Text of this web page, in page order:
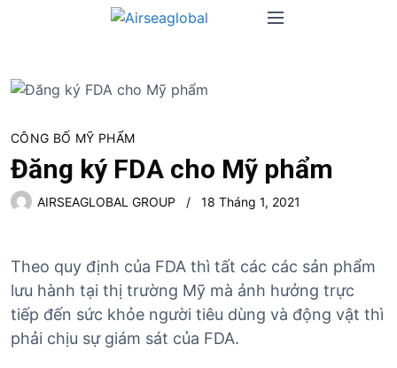
M
CÔNG BỐ MỸ PHẨM
Đăng ký FDA cho Mỹ phẩm
AIRSEAGLOBAL GROUP 18 Tháng 1, 2021
Theo quy định của FDA thì tất các các sản phẩm
lưu hành tại thị trường Mỹ mà ảnh hưởng trực
tiếp đến sức khỏe người tiêu dùng và động vật thì
phải chịu sự giám sát của FDA.